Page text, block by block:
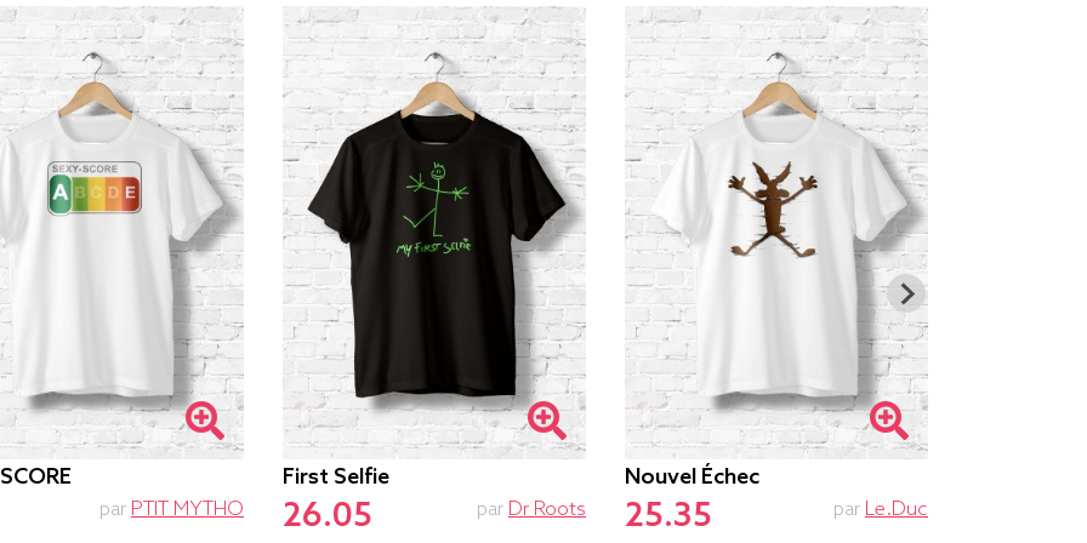
par PTIT MYTHO
First Selfie
26.05 par Dr Roots
Nouvel Échec
25.35 par Le.duc